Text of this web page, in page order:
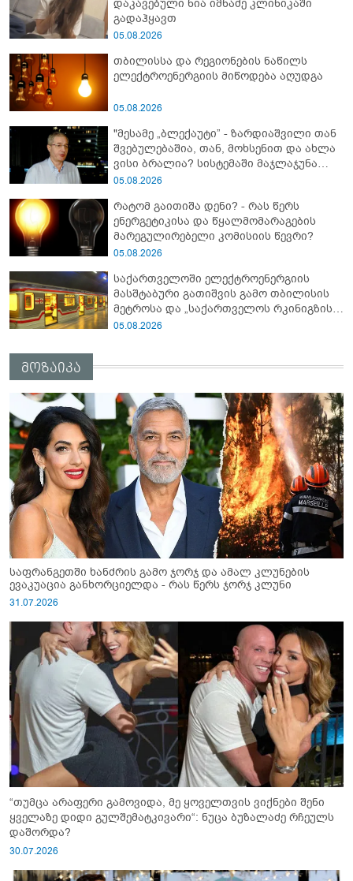
დაკავებული ნია იმნაძე კლინიკაში
გადაჰყავთ
05.08.2026
თბილისსა და რეგიონების ნაწილს
ელექტროენერგიის მიწოდება აღუდგა
05.08.2026
"მესამე „ბლექაუტი” - ზარდიაშვილი თან
შვებულებაშია, თან, მოხსენით და ახლა
ვისი ბრალია? სისტემაში მაჯლაჯუნა
ჩატოვა?" - რას წერს გივი თარგამაძე
05.08.2026
რატომ გაითიშა დენი? - რას წერს
ენერგეტიკისა და წყალმომარაგების
მარეგულირებელი კომისიის წევრი?
05.08.2026
საქართველოში ელექტროენერგიის
მასშტაბური გათიშვის გამო თბილისის
მეტროსა და „საქართველოს რკინიგზის“
მუშაობა შეფერხდა
05.08.2026
მოზაიკა
საფრანგეთში ხანძრის გამო ჯორჯ და ამალ კლუნების
ევაკუაცია განხორციელდა - რას წერს ჯორჯ კლუნი
31.07.2026
“თუმცა არაფერი გამოვიდა, მე ყოველთვის ვიქნები შენი
ყველაზე დიდი გულშემატკივარი“: ნუცა ბუზალაძე რჩეულს
დაშორდა?
30.07.2026